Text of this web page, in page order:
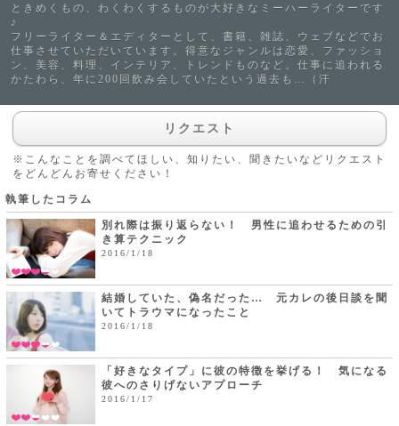
ときめくもの、わくわくするものが大好きなミーハーライターです
♪
フリーライター＆エディターとして、書籍、雑誌、ウェブなどでお
仕事させていただいています。得意なジャンルは恋愛、ファッショ
ン、美容、料理、インテリア、トレンドものなど。仕事に追われる
かたわら、年に200回飲み会していたという過去も…（汗
リクエスト
※こんなことを調べてほしい、知りたい、聞きたいなどリクエスト
をどんどんお寄せください！
執筆したコラム
別れ際は振り返らない！ 男性に追わせるための引
き算テクニック
2016/1/18
結婚していた、偽名だった… 元カレの後日談を聞
いてトラウマになったこと
2016/1/18
「好きなタイプ」に彼の特徴を挙げる！ 気になる
彼へのさりげないアプローチ
2016/1/17